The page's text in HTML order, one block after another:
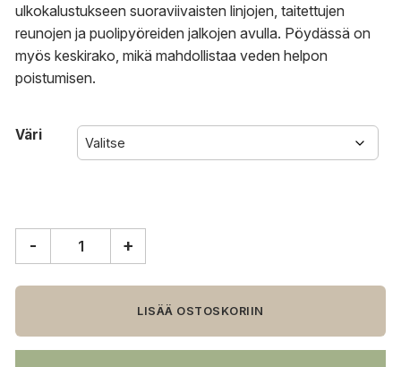
ulkokalustukseen suoraviivaisten linjojen, taitettujen
reunojen ja puolipyöreiden jalkojen avulla. Pöydässä on
myös keskirako, mikä mahdollistaa veden helpon
poistumisen.
Väri
Steel
140
x
- +
LISÄÄ OSTOSKORIIN